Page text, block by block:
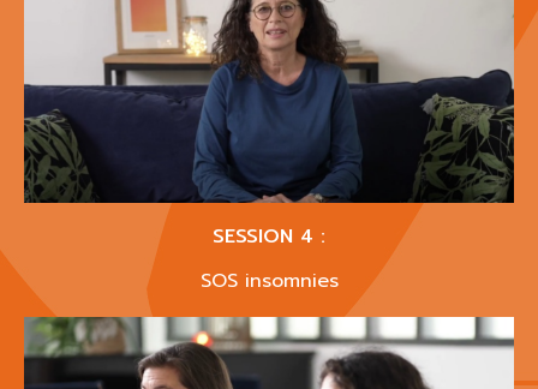
SESSION 4 :
SOS insomnies